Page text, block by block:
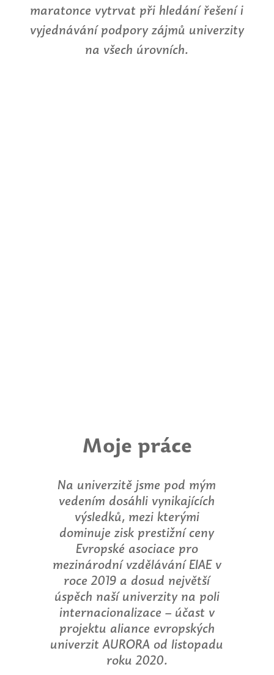
maratonce vytrvat při hledání řešení i
vyjednávání podpory zájmů univerzity
na všech úrovních.
Moje práce
Na univerzitě jsme pod mým
vedením dosáhli vynikajících
výsledků, mezi kterými
dominuje zisk prestižní ceny
Evropské asociace pro
mezinárodní vzdělávání EIAE v
roce 2019 a dosud největší
úspěch naší univerzity na poli
internacionalizace – účast v
projektu aliance evropských
univerzit AURORA od listopadu
roku 2020.